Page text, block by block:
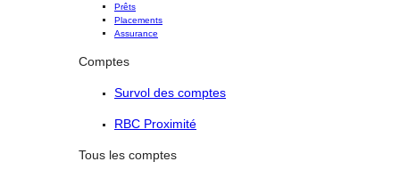
Prêts
Placements
Assurance
Comptes
Survol des comptes
RBC Proximité
Tous les comptes